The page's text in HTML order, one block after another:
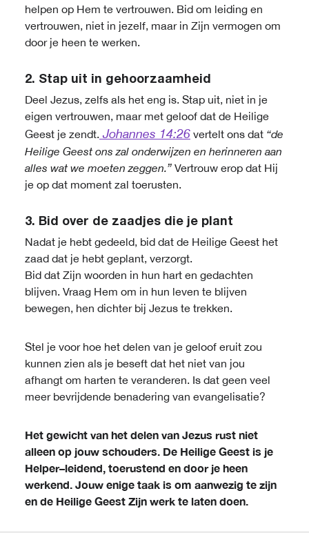
helpen op Hem te vertrouwen. Bid om leiding en
vertrouwen, niet in jezelf, maar in Zijn vermogen om
door je heen te werken.
2. Stap uit in gehoorzaamheid
Deel Jezus, zelfs als het eng is. Stap uit, niet in je
eigen vertrouwen, maar met geloof dat de Heilige
Geest je zendt. Johannes 14:26 vertelt ons dat “de
Heilige Geest ons zal onderwijzen en herinneren aan
alles wat we moeten zeggen.” Vertrouw erop dat Hij
je op dat moment zal toerusten.
3. Bid over de zaadjes die je plant
Nadat je hebt gedeeld, bid dat de Heilige Geest het
zaad dat je hebt geplant, verzorgt.
Bid dat Zijn woorden in hun hart en gedachten
blijven. Vraag Hem om in hun leven te blijven
bewegen, hen dichter bij Jezus te trekken.
Stel je voor hoe het delen van je geloof eruit zou
kunnen zien als je beseft dat het niet van jou
afhangt om harten te veranderen. Is dat geen veel
meer bevrijdende benadering van evangelisatie?
Het gewicht van het delen van Jezus rust niet
alleen op jouw schouders. De Heilige Geest is je
Helper–leidend, toerustend en door je heen
werkend. Jouw enige taak is om aanwezig te zijn
en de Heilige Geest Zijn werk te laten doen.